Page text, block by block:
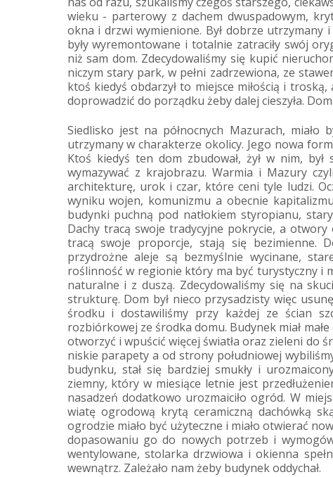
wieku - parterowy z dachem dwuspadowym,
okna i drzwi wymienione. Był dobrze utrzymany
były wyremontowane i totalnie zatraciły swój
niż sam dom. Zdecydowaliśmy się kupić
niczym stary park, w pełni zadrzewiona, ze
ktoś kiedyś obdarzył to miejsce miłością i troską,
doprowadzić do porządku żeby dalej cieszyła.
Siedlisko jest na północnych Mazurach,
utrzymany w charakterze okolicy. Jego nowa
Ktoś kiedyś ten dom zbudował, żył w nim, był
wymazywać z krajobrazu. Warmia i Mazury
architekturę, urok i czar, które ceni tyle ludzi.
wyniku wojen, komunizmu a obecnie
budynki puchną pod natłokiem styropianu,
Dachy tracą swoje tradycyjne pokrycie, a
tracą swoje proporcje, stają się bezimienne.
przydrożne aleje są bezmyślnie wycinane,
roślinność w regionie który ma być turystyczny i
naturalne i z duszą. Zdecydowaliśmy się na
strukturę. Dom był nieco przysadzisty więc
środku i dostawiliśmy przy każdej ze ścian
rozbiórkowej ze środka domu. Budynek miał
otworzyć i wpuścić więcej światła oraz zieleni do
niskie parapety a od strony południowej
budynku, stał się bardziej smukły i
ziemny, który w miesiące letnie jest
nasadzeń dodatkowo urozmaiciło ogród. W
wiatę ogrodową krytą ceramiczną dachówką
ogrodzie miało być użyteczne i miało otwierać
dopasowaniu go do nowych potrzeb i
wentylowane, stolarka drzwiowa i okienna
wewnątrz. Zależało nam żeby budynek oddychał.